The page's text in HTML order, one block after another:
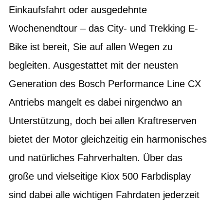
Einkaufsfahrt oder ausgedehnte
Wochenendtour – das City- und Trekking E-
Bike ist bereit, Sie auf allen Wegen zu
begleiten. Ausgestattet mit der neusten
Generation des Bosch Performance Line CX
Antriebs mangelt es dabei nirgendwo an
Unterstützung, doch bei allen Kraftreserven
bietet der Motor gleichzeitig ein harmonisches
und natürliches Fahrverhalten. Über das
große und vielseitige Kiox 500 Farbdisplay
sind dabei alle wichtigen Fahrdaten jederzeit